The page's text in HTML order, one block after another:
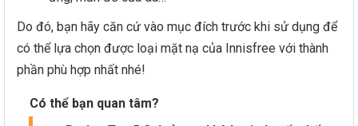
Do đó, bạn hãy căn cứ vào mục đích trước khi sử dụng để
có thể lựa chọn được loại mặt nạ của Innisfree với thành
phần phù hợp nhất nhé!
Có thể bạn quan tâm?